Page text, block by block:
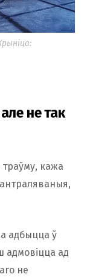
не так
кажа
адбыцца ў
адмовіцца ад
не